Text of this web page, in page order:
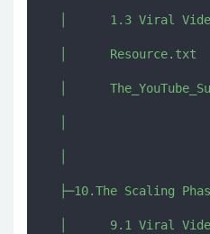
│      1.3 Viral
  │      Resource.txt
│
├─10.The Scaling
│      9.1 Viral